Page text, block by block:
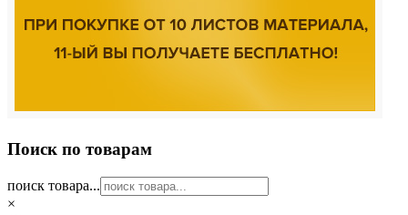
Поиск по товарам
поиск товара...
×